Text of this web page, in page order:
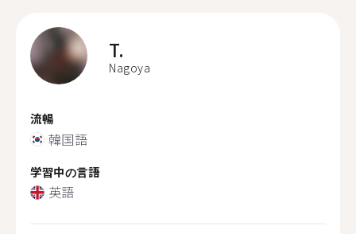
T.
Nagoya
流暢
韓国語
学習中の言語
英語